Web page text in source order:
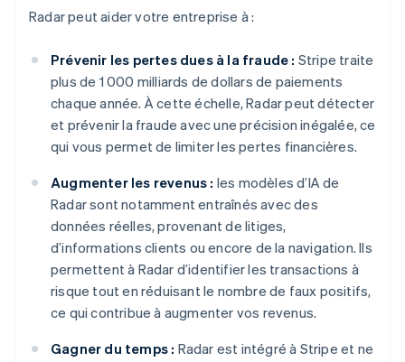
Radar peut aider votre entreprise à :
Prévenir les pertes dues à la fraude : Stripe traite
plus de 1 000 milliards de dollars de paiements
chaque année. À cette échelle, Radar peut détecter
et prévenir la fraude avec une précision inégalée, ce
qui vous permet de limiter les pertes financières.
Augmenter les revenus : les modèles d’IA de
Radar sont notamment entraînés avec des
données réelles, provenant de litiges,
d’informations clients ou encore de la navigation. Ils
permettent à Radar d’identifier les transactions à
risque tout en réduisant le nombre de faux positifs,
ce qui contribue à augmenter vos revenus.
Gagner du temps : Radar est intégré à Stripe et ne